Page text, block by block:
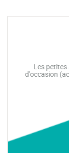
Les petites
d'occasion